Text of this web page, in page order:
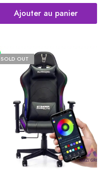
Ajouter au panier
SOLD OUT